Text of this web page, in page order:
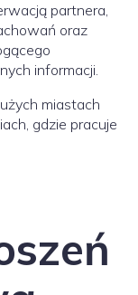
partnera,
oraz
informacji.
miastach
gdzie pracuje